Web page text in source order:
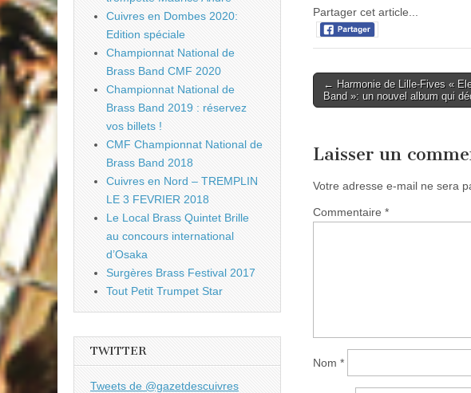
Partager cet article...
Post
navigation
← Harmonie de Lille-Fives «
Band »: un nouvel album qui
Laisser un
Votre adresse e-mail ne sera
Commentaire *
Nom *
Cuivres en Dombes 2020:
Edition spéciale
Championnat National de
Brass Band CMF 2020
Championnat National de
Brass Band 2019 : réservez
vos billets !
CMF Championnat National de
Brass Band 2018
Cuivres en Nord – TREMPLIN
LE 3 FEVRIER 2018
Le Local Brass Quintet Brille
au concours international
d’Osaka
Surgères Brass Festival 2017
Tout Petit Trumpet Star
TWITTER
Tweets de @gazetdescuivres